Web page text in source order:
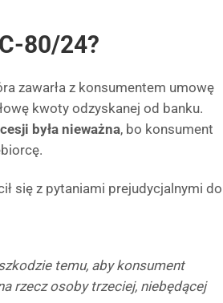
80/24?
zawarła z konsumentem umowę
kwoty odzyskanej od banku.
była nieważna, bo konsument
się z pytaniami prejudycjalnymi do
temu, aby konsument
rzecz osoby trzeciej, niebędącej